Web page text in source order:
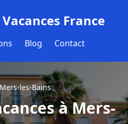
France
Blog Contact
Mers-les-Bains
à Mers-